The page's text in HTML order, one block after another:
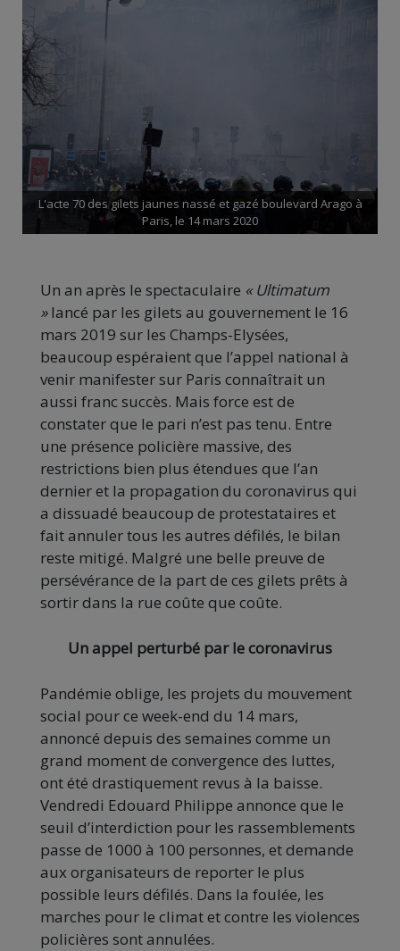
L'acte 70 des gilets jaunes nassé et gazé boulevard Arago à
Paris, le 14 mars 2020
Un an après le spectaculaire « Ultimatum
»lancé par les gilets au gouvernement le 16
mars 2019 sur les Champs-Elysées,
beaucoup espéraient que l’appel national à
venir manifester sur Paris connaîtrait un
aussi franc succès. Mais force est de
constater que le pari n’est pas tenu. Entre
une présence policière massive, des
restrictions bien plus étendues que l’an
dernier et la propagation du coronavirus qui
a dissuadé beaucoup de protestataires et
fait annuler tous les autres défilés, le bilan
reste mitigé. Malgré une belle preuve de
persévérance de la part de ces gilets prêts à
sortir dans la rue coûte que coûte.
Un appel perturbé par le coronavirus
Pandémie oblige, les projets du mouvement
social pour ce week-end du 14 mars,
annoncé depuis des semaines comme un
grand moment de convergence des luttes,
ont été drastiquement revus à la baisse.
Vendredi Edouard Philippe annonce que le
seuil d’interdiction pour les rassemblements
passe de 1000 à 100 personnes, et demande
aux organisateurs de reporter le plus
possible leurs défilés. Dans la foulée, les
marches pour le climat et contre les violences
policières sont annulées.